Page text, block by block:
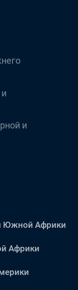
и
Южной Африки
Африки